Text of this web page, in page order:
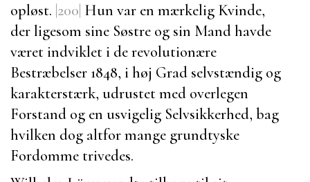
opløst. |200| Hun var en mærkelig Kvinde,
der ligesom sine Søstre og sin Mand havde
været indviklet i de revolutionære
Bestræbelser 1848, i høj Grad selvstændig og
karakterstærk, udrustet med overlegen
Forstand og en usvigelig Selvsikkerhed, bag
hvilken dog altfor mange grundtyske
Fordomme trivedes.